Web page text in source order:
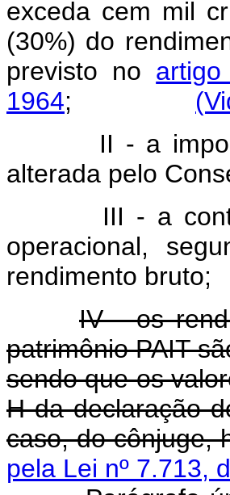
exceda cem mil
(30%) do
previsto no
1964;
II - a
alterada pelo
III - a
operacional,
rendimento bruto;
IV - os
patrimônio PAIT
sendo que os
H da declaração
caso, do cônjuge,
pela Lei nº 7.713,